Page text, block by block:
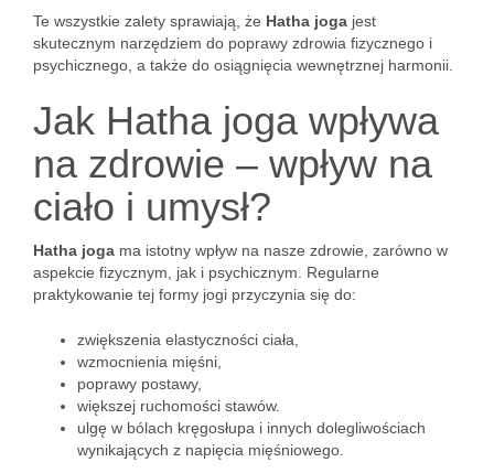
Te wszystkie zalety sprawiają, że Hatha joga jest
skutecznym narzędziem do poprawy zdrowia fizycznego i
psychicznego, a także do osiągnięcia wewnętrznej harmonii.
Jak Hatha joga wpływa
na zdrowie – wpływ na
ciało i umysł?
Hatha joga ma istotny wpływ na nasze zdrowie, zarówno w
aspekcie fizycznym, jak i psychicznym. Regularne
praktykowanie tej formy jogi przyczynia się do:
zwiększenia elastyczności ciała,
wzmocnienia mięśni,
poprawy postawy,
większej ruchomości stawów.
ulgę w bólach kręgosłupa i innych dolegliwościach
wynikających z napięcia mięśniowego.